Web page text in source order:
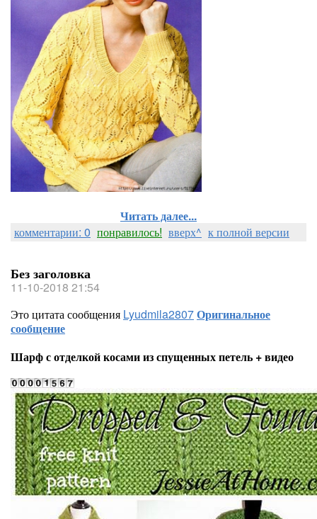
Читать далее...
комментарии: 0 понравилось! вверх^ к полной версии
Без заголовка
11-10-2018 21:54
Это цитата сообщения Lyudmila2807Оригинальное
сообщение
Шарф с отделкой косами из спущенных петель + видео